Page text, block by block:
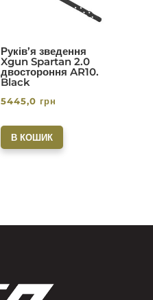
Руків’я зведення
Xgun Spartan 2.0
двостороння AR10.
Black
5445,0 грн
В КОШИК